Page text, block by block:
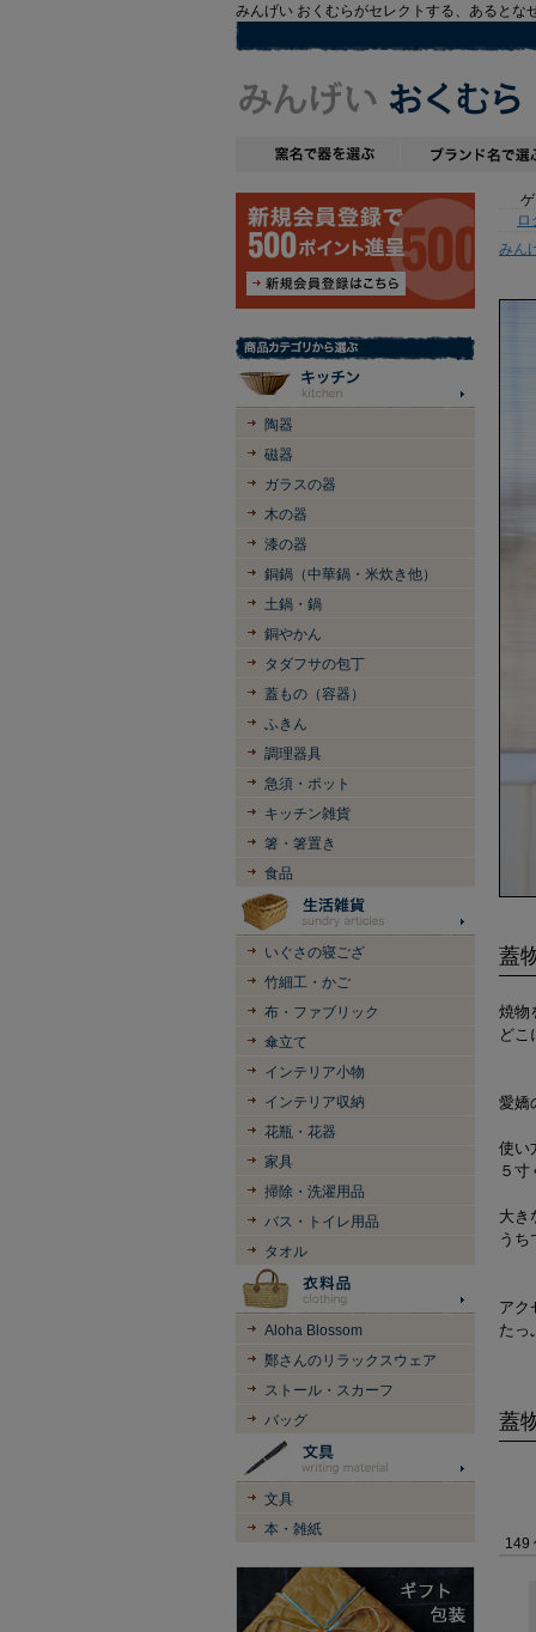
みんげい おくむらがセレクトする、あると
陶器
磁器
ガラスの器
木の器
漆の器
銅鍋（中華鍋・米炊き他）
土鍋・鍋
銅やかん
タダフサの包丁
蓋もの（容器）
ふきん
調理器具
急須・ポット
キッチン雑貨
箸・箸置き
食品
いぐさの寝ござ
竹細工・かご
布・ファブリック
傘立て
インテリア小物
インテリア収納
花瓶・花器
家具
掃除・洗濯用品
バス・トイレ用品
タオル
Aloha Blossom
鄭さんのリラックスウェア
ストール・スカーフ
バッグ
文具
本・雑紙
ゲ
ロ
みん
蓋
焼物
どこ
愛嬌
使い
５
大き
うち
アク
たっ
蓋
149